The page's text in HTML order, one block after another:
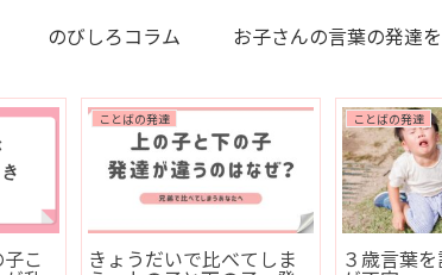
のびしろコラム お子さんの言葉の発達
ひらがな・漢字の読み書きの困りごと
発音がはっきりしない 発音が悪いまま